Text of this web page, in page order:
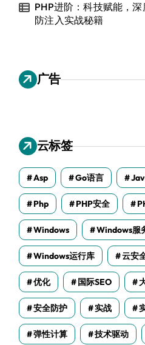
PHP进阶：科技赋能，
防注入实战秘籍
广告
云标签
Asp Go语言
Php PHP安全
Windows Windows服
Windows运行库 云安
优化 国际SEO
安全防护 实战
弹性计算 技术驱动